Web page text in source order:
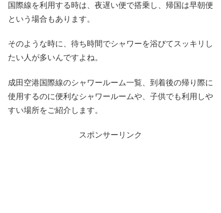
国際線を利用する時は、夜遅い便で搭乗し、帰国は早朝便
という場合もあります。
そのような時に、待ち時間でシャワーを浴びてスッキリし
たい人が多いんですよね。
成田空港国際線のシャワールーム一覧、到着後の帰り際に
使用するのに便利なシャワールームや、子供でも利用しや
すい場所をご紹介します。
スポンサーリンク